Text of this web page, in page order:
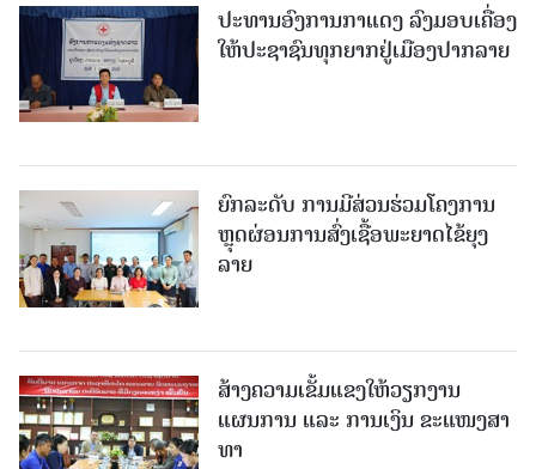
ປະທານອົງການກາແດງ ລົງມອບເຄື່ອງ
ໃຫ້ປະຊາຊົນທຸກຍາກຢູ່ເມືອງປາກລາຍ
ຍົກລະດັບ ການມີສ່ວນຮ່ວມໂຄງການ
ຫຼຸດຜ່ອນການສົ່ງເຊື້ອພະຍາດໄຂ້ຍຸງ
ລາຍ
ສ້າງຄວາມເຂັ້ມແຂງໃຫ້ວຽກງານ
ແຜນການ ແລະ ການເງິນ ຂະແໜງສາ
ທາ